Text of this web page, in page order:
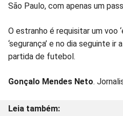
São Paulo, com apenas um
O estranho é requisitar um voo
‘segurança’ e no dia seguinte ir
partida de futebol.
Gonçalo Mendes Neto.